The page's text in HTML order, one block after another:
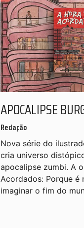
APOCALIPSE
Redação
Nova série do
cria universo
apocalipse zumbi. A
Acordados: Porque é
imaginar o fim do